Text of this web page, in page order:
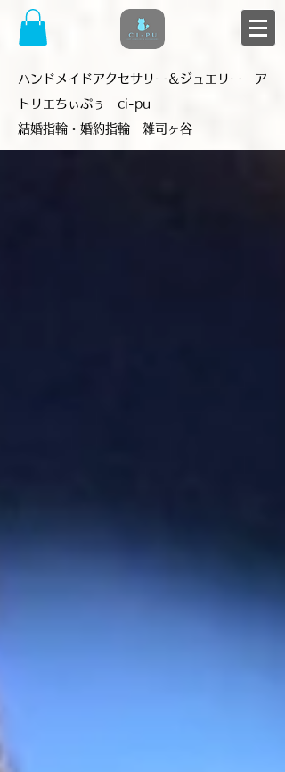
​ハンドメイドアクセサリー＆ジュエリー ア
トリエちぃぷぅ ci-pu
結婚指輪・婚約指輪 雑司ヶ谷